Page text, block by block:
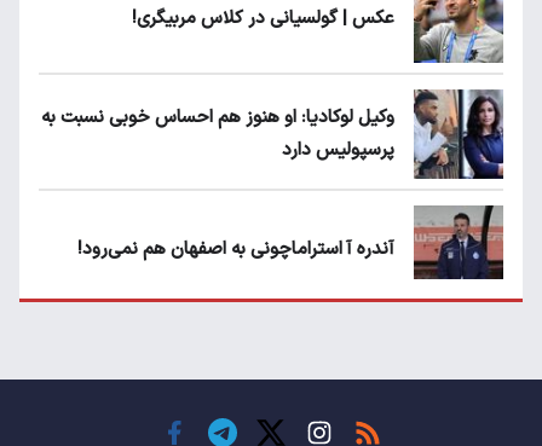
عکس | گولسیانی در کلاس مربیگری!
وکیل لوکادیا: او هنوز هم احساس خوبی نسبت به
پرسپولیس دارد
آندره آ استراماچونی به اصفهان هم نمی‌رود!
حسن روی هوا!